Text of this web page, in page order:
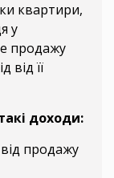
квартири,
у
продажу
від її
доходи:
продажу